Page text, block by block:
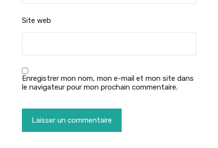
Site web
Enregistrer mon nom, mon e-mail et mon site dans
le navigateur pour mon prochain commentaire.